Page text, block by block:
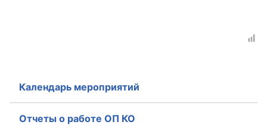
Календарь мероприятий
Отчеты о работе ОП КО